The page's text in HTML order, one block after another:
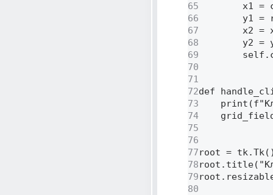
65
66
67
68
69
70
71
72
73
74
75
76
77
78
79
80
x1 =
y1 =
x2 =
y2 =
def
root =